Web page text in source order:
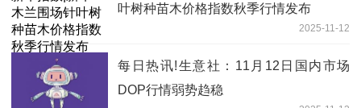
叶树种苗木价格指数秋季行情发布
2025-11-12
每日热讯!生意社：11月12日国内市场
DOP行情弱势趋稳